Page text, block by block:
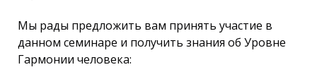
Мы рады предложить вам принять участие в
данном семинаре и получить знания об Уровне
Гармонии человека: